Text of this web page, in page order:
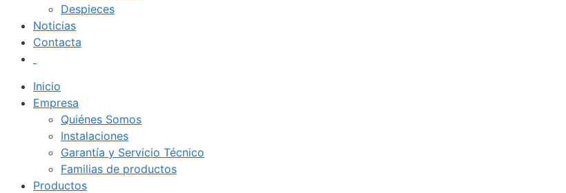
Despieces
Noticias
Contacta
Inicio
Empresa
Quiénes Somos
Instalaciones
Garantía y Servicio Técnico
Familias de productos
Productos